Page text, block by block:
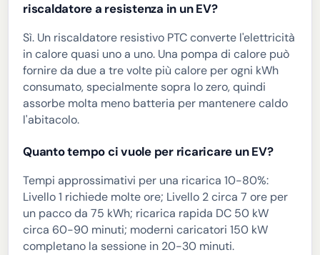
riscaldatore a resistenza in un EV?
Sì. Un riscaldatore resistivo PTC converte l'elettricità
in calore quasi uno a uno. Una pompa di calore può
fornire da due a tre volte più calore per ogni kWh
consumato, specialmente sopra lo zero, quindi
assorbe molta meno batteria per mantenere caldo
l'abitacolo.
Quanto tempo ci vuole per ricaricare un EV?
Tempi approssimativi per una ricarica 10-80%:
Livello 1 richiede molte ore; Livello 2 circa 7 ore per
un pacco da 75 kWh; ricarica rapida DC 50 kW
circa 60-90 minuti; moderni caricatori 150 kW
completano la sessione in 20-30 minuti.